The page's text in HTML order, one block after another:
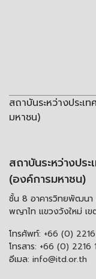
สถาบันระหว่างประ
มหาชน)
สถาบันระหว่างปร
(องค์การมหาชน)
ชั้น 8 อาคารวิทยพัฒนา
พญาไท แขวงวังใหม่ เ
โทรศัพท์: +66 (0)
โทรสาร: +66 (0) 2216
อีเมล: info@itd.or.th